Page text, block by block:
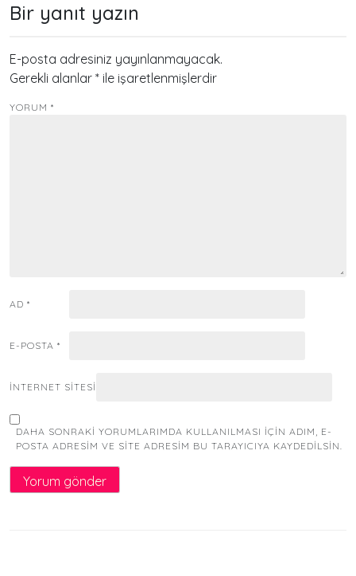
Bir yanıt yazın
E-posta adresiniz yayınlanmayacak.
Gerekli alanlar * ile işaretlenmişlerdir
YORUM *
AD *
E-POSTA *
İNTERNET SITESI
DAHA SONRAKI YORUMLARIMDA KULLANILMASI IÇIN ADIM, E-
POSTA ADRESIM VE SITE ADRESIM BU TARAYICIYA KAYDEDILSIN.